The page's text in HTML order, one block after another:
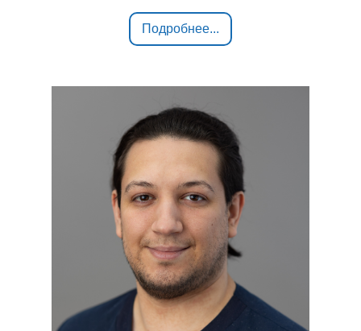
Подробнее...